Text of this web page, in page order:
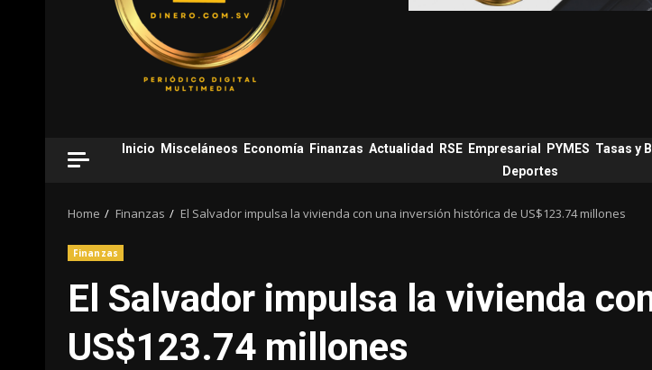
Inicio Misceláneos Economía Finanzas Actualidad RSE Empresarial PYMES Tasas y
Deportes
Home Finanzas El Salvador impulsa la vivienda con una inversión histórica de US$123.74 millones
Finanzas
El Salvador impulsa la vivienda
US$123.74 millones